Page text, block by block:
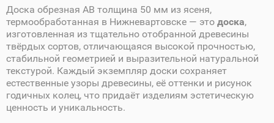
Доска обрезная AB толщина 50 мм из ясеня,
термообработанная в Нижневартовске — это доска,
изготовленная из тщательно отобранной древесины
твёрдых сортов, отличающаяся высокой прочностью,
стабильной геометрией и выразительной натуральной
текстурой. Каждый экземпляр доски сохраняет
естественные узоры древесины, её оттенки и рисунок
годичных колец, что придаёт изделиям эстетическую
ценность и уникальность.